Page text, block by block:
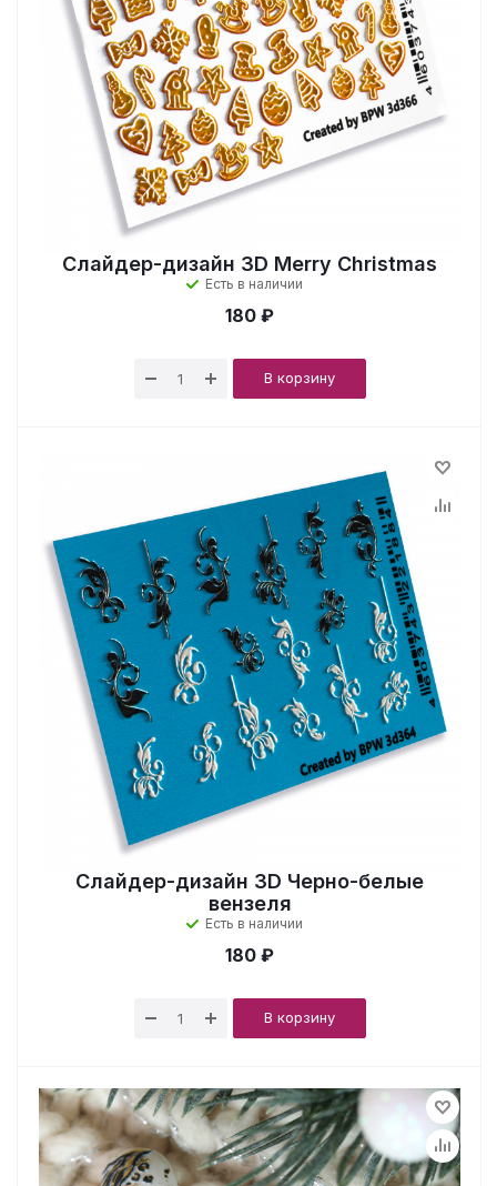
Слайдер-дизайн 3D Merry Christmas
Есть в наличии
180 ₽
В корзину
Слайдер-дизайн 3D Черно-белые
вензеля
Есть в наличии
180 ₽
В корзину